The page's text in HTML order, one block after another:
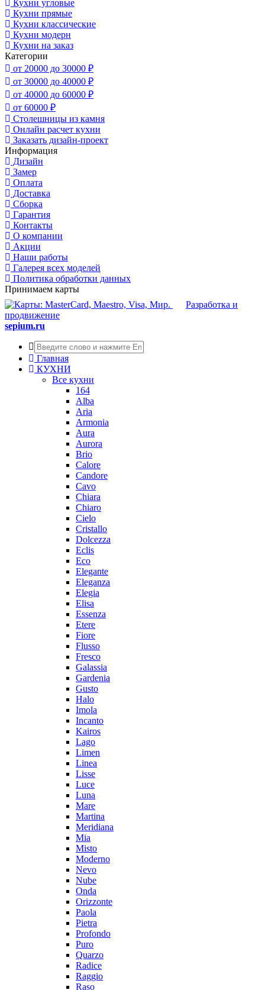
Кухни угловые
Кухни прямые
Кухни классические
Кухни модерн
Кухни на заказ
Категории
от 20000 до 30000 ₽
от 30000 до 40000 ₽
от 40000 до 60000 ₽
от 60000 ₽
Столешницы из камня
Онлайн расчет кухни
Заказать дизайн-проект
Информация
Дизайн
Замер
Оплата
Доставка
Сборка
Гарантия
Контакты
О компании
Акции
Наши работы
Галерея всех моделей
Политика обработки данных
Принимаем карты
Разработка и
продвижение
sepium.ru
Главная
КУХНИ
Все кухни
164
Alba
Aria
Armonia
Aura
Aurora
Brio
Calore
Candore
Cavo
Chiara
Chiaro
Cielo
Cristallo
Dolcezza
Eclis
Eco
Elegante
Eleganza
Elegia
Elisa
Essenza
Etere
Fiore
Flusso
Fresco
Galassia
Gardenia
Gusto
Halo
Imola
Incanto
Kairos
Lago
Limen
Linea
Lisse
Luce
Luna
Mare
Martina
Meridiana
Mia
Misto
Moderno
Nevo
Nube
Onda
Orizzonte
Paola
Pietra
Profondo
Puro
Quarzo
Radice
Raggio
Raso